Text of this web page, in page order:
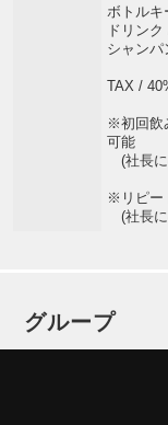
ボトルキ
ドリン
シャンパ
TAX /
※初回飲
可能
(社長に
※リピー
(社長に
グループ